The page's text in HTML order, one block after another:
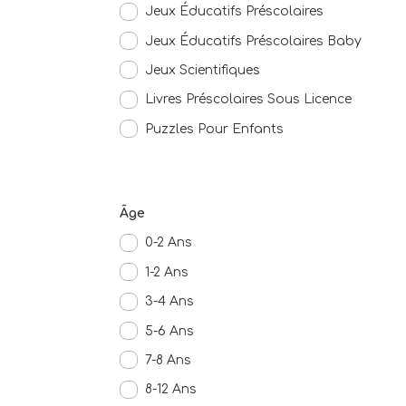
Jeux Éducatifs Préscolaires
Jeux Éducatifs Préscolaires Baby
Jeux Scientifiques
Livres Préscolaires Sous Licence
Puzzles Pour Enfants
Âge
0-2 Ans
1-2 Ans
3-4 Ans
5-6 Ans
7-8 Ans
8-12 Ans